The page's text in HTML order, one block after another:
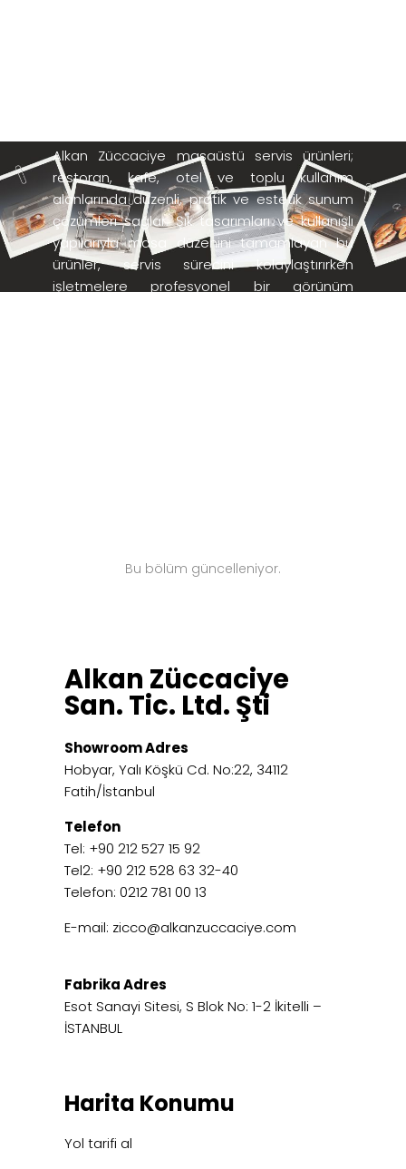
Alkan Züccaciye masaüstü servis ürünleri;
restoran, kafe, otel ve toplu kullanım
alanlarında düzenli, pratik ve estetik sunum
çözümleri sağlar. Şık tasarımları ve kullanışlı
yapılarıyla masa düzenini tamamlayan bu
ürünler, servis sürecini kolaylaştırırken
işletmelere profesyonel bir görünüm
Bu bölüm güncelleniyor.
Alkan Züccaciye
San. Tic. Ltd. Şti
Showroom Adres
Hobyar, Yalı Köşkü Cd. No:22, 34112
Fatih/İstanbul
Telefon
Tel: +90 212 527 15 92
Tel2: +90 212 528 63 32-40
Telefon: 0212 781 00 13
E-mail: zicco@alkanzuccaciye.com
Fabrika Adres
Esot Sanayi Sitesi, S Blok No: 1-2 İkitelli –
İSTANBUL
Harita Konumu
Yol tarifi al